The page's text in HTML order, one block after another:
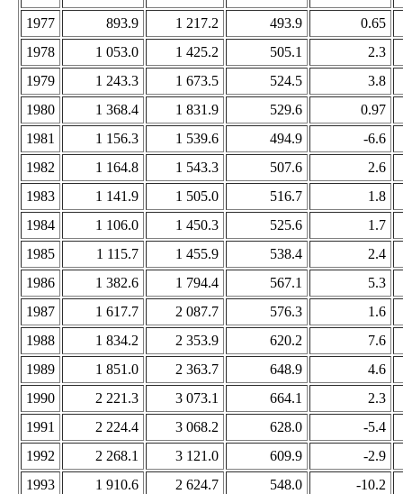
1977
893.9 1 217.2 493.9
0.65
1978
1 053.0 1 425.2 505.1
2.3
1979
1 243.3 1 673.5 524.5
3.8
1980
1 368.4 1 831.9 529.6
0.97
1981
1 156.3 1 539.6 494.9
-6.6
1982
1 164.8 1 543.3 507.6
2.6
1983
1 141.9 1 505.0 516.7
1.8
1984
1 106.0 1 450.3 525.6
1.7
1985
1 115.7 1 455.9 538.4
2.4
1986
1 382.6 1 794.4 567.1
5.3
1987
1 617.7 2 087.7 576.3
1.6
1988
1 834.2 2 353.9 620.2
7.6
1989
1 851.0 2 363.7 648.9
4.6
1990
2 221.3 3 073.1 664.1
2.3
1991
2 224.4 3 068.2 628.0
-5.4
1992
2 268.1 3 121.0 609.9
-2.9
1993
1 910.6 2 624.7 548.0
-10.2